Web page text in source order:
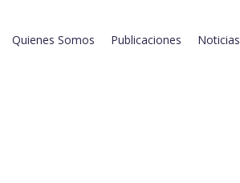
Quienes Somos Publicaciones Noticias